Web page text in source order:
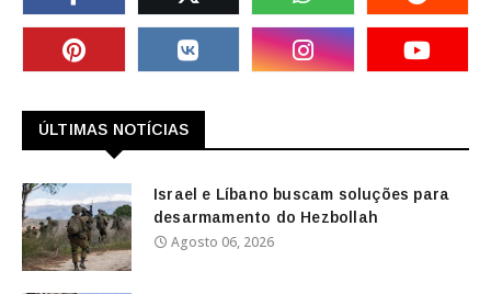
ÚLTIMAS NOTÍCIAS
Israel e Líbano buscam soluções para
desarmamento do Hezbollah
Agosto 06, 2026